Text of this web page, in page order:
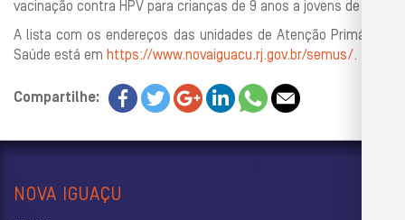
vacinação contra HPV para crianças de 9 anos a jovens de 19.
A lista com os endereços das unidades de Atenção Primária à
Saúde está em https://www.novaiguacu.rj.gov.br/semus/.
Compartilhe:
NOVA IGUAÇU